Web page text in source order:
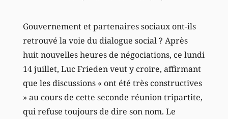
Gouvernement et partenaires sociaux ont-ils
retrouvé la voie du dialogue social ? Après
huit nouvelles heures de négociations, ce lundi
14 juillet, Luc Frieden veut y croire, affirmant
que les discussions « ont été très constructives
» au cours de cette seconde réunion tripartite,
qui refuse toujours de dire son nom. Le